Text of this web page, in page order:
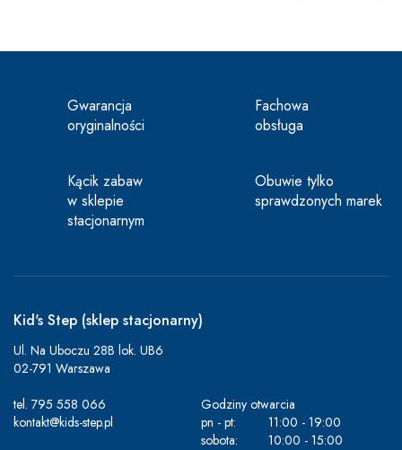
Gwarancja
oryginalności
Fachowa
obsługa
Kącik zabaw
w sklepie
stacjonarnym
Obuwie tylko
sprawdzonych marek
Kid's Step (sklep stacjonarny)
Ul. Na Uboczu 28B lok. UB6
02-791 Warszawa
tel. 795 558 066
kontakt@kids-step.pl
Godziny otwarcia
pn - pt:
11:00 - 19:00
sobota:
10:00 - 15:00